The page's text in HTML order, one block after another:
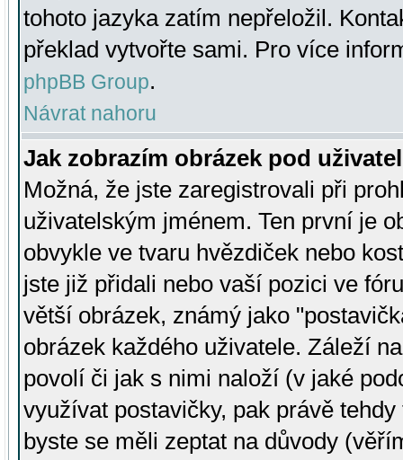
tohoto jazyka zatím nepřeložil.
překlad vytvořte sami. Pro více
phpBB Group.
Návrat nahoru
Jak zobrazím obrázek pod
Možná, že jste zaregistrovali při
uživatelským jménem. Ten první je
obvykle ve tvaru hvězdiček nebo
jste již přidali nebo vaší pozici ve
větší obrázek, známý jako
obrázek každého uživatele. Záleží
povolí či jak s nimi naloží (v jaké
využívat postavičky, pak právě
byste se měli zeptat na důvody